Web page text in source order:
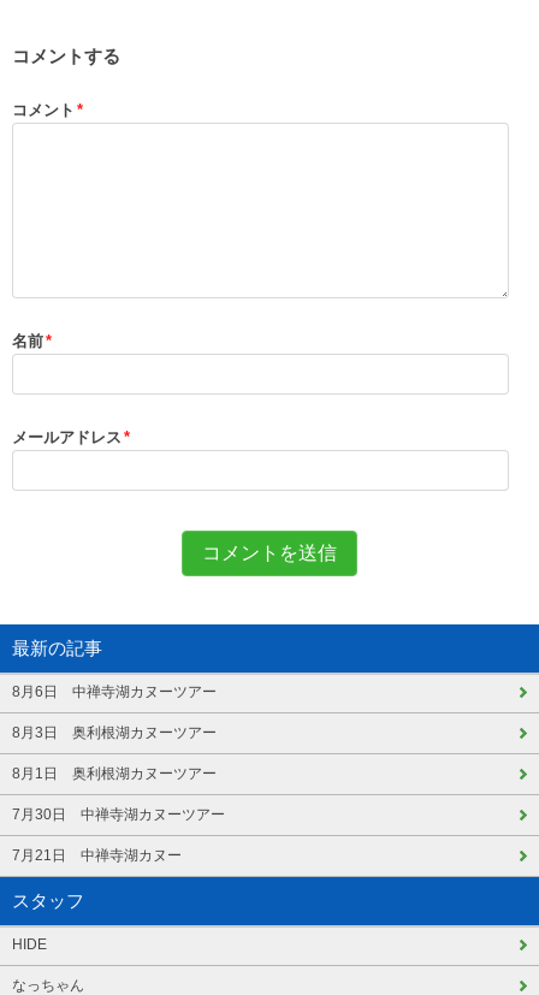
コメントする
コメント *
名前*
メールアドレス *
最新の記事
8月6日 中禅寺湖カヌーツアー
8月3日 奥利根湖カヌーツアー
8月1日 奥利根湖カヌーツアー
7月30日 中禅寺湖カヌーツアー
7月21日 中禅寺湖カヌー
スタッフ
HIDE
なっちゃん